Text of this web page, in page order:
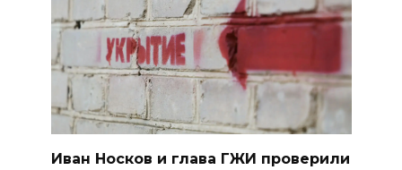
Иван Носков и глава ГЖИ проверили